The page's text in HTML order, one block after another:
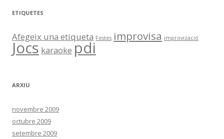
ETIQUETES
Afegeix una etiqueta Festes improvisa improvizació
Jocs karaoke pdi
ARXIU
novembre 2009
octubre 2009
setembre 2009